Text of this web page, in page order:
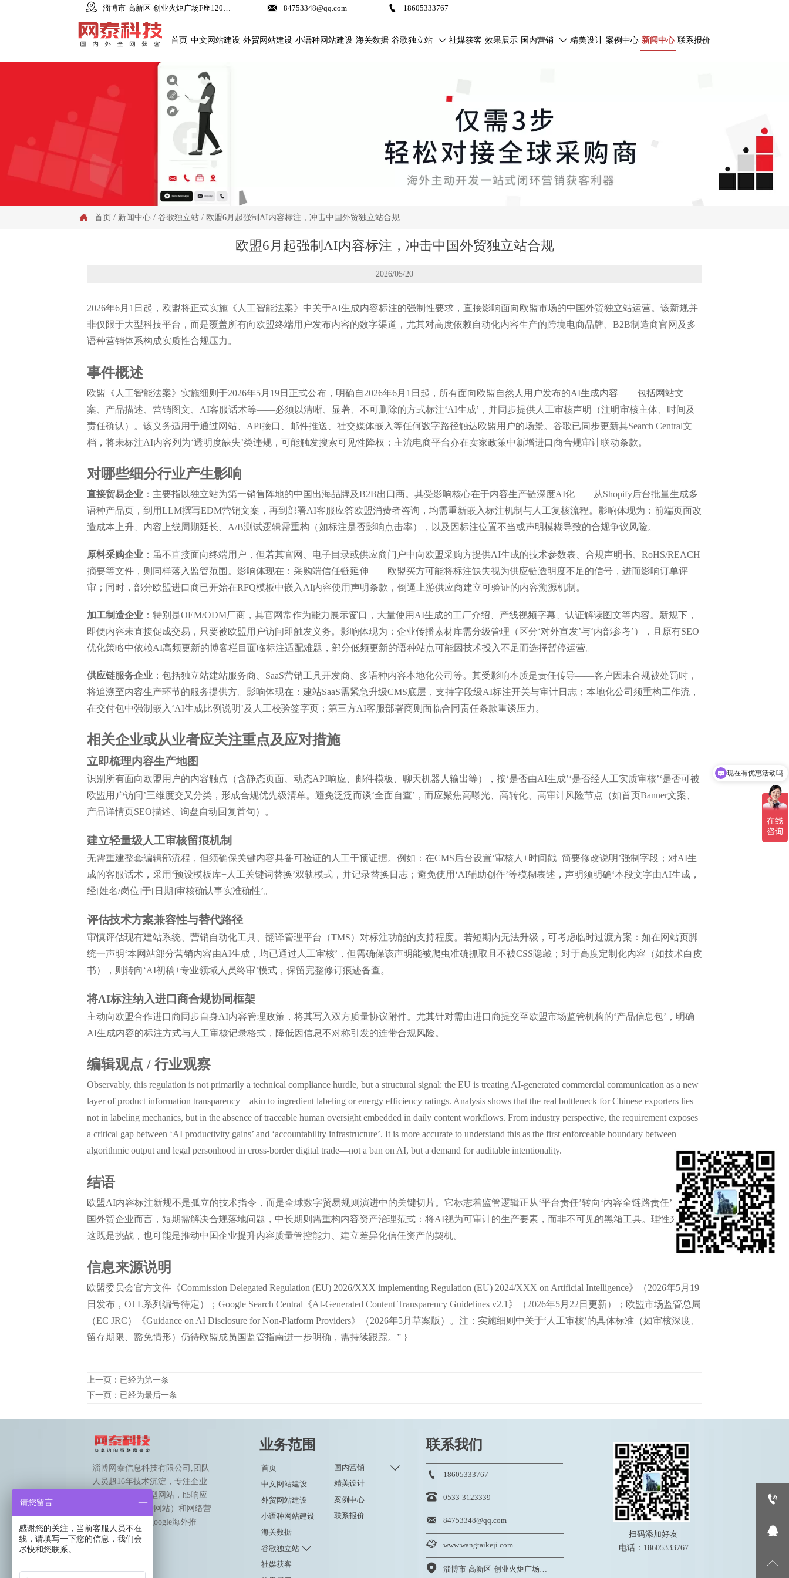
 淄博市·高新区·创业火炬广场F座1206室  84753348@qq.com  18605333767
首页 中文网站建设 外贸网站建设 小语种网站建设 海关数据 谷歌独立站  社媒获客 效果展示 国内营销  精美设计 案例中心 新闻中心 联系报价
 首页 / 新闻中心 /谷歌独立站 / 欧盟6月起强制AI内容标注，冲击中国外贸独立站合规
欧盟6月起强制AI内容标注，冲击中国外贸独立站合规
2026/05/20
2026年6月1日起，欧盟将正式实施《人工智能法案》中关于AI生成内容标注的强制性要求，直接影响面向欧盟市场的中国外贸独立站运营。该新规并
非仅限于大型科技平台，而是覆盖所有向欧盟终端用户发布内容的数字渠道，尤其对高度依赖自动化内容生产的跨境电商品牌、B2B制造商官网及多
语种营销体系构成实质性合规压力。
事件概述
欧盟《人工智能法案》实施细则于2026年5月19日正式公布，明确自2026年6月1日起，所有面向欧盟自然人用户发布的AI生成内容——包括网站文
案、产品描述、营销图文、AI客服话术等——必须以清晰、显著、不可删除的方式标注‘AI生成’，并同步提供人工审核声明（注明审核主体、时间及
责任确认）。该义务适用于通过网站、API接口、邮件推送、社交媒体嵌入等任何数字路径触达欧盟用户的场景。谷歌已同步更新其Search Central文
档，将未标注AI内容列为‘透明度缺失’类违规，可能触发搜索可见性降权；主流电商平台亦在卖家政策中新增进口商合规审计联动条款。
对哪些细分行业产生影响
直接贸易企业：主要指以独立站为第一销售阵地的中国出海品牌及B2B出口商。其受影响核心在于内容生产链深度AI化——从Shopify后台批量生成多
语种产品页，到用LLM撰写EDM营销文案，再到部署AI客服应答欧盟消费者咨询，均需重新嵌入标注机制与人工复核流程。影响体现为：前端页面改
造成本上升、内容上线周期延长、A/B测试逻辑需重构（如标注是否影响点击率），以及因标注位置不当或声明模糊导致的合规争议风险。
原料采购企业：虽不直接面向终端用户，但若其官网、电子目录或供应商门户中向欧盟采购方提供AI生成的技术参数表、合规声明书、RoHS/REACH
摘要等文件，则同样落入监管范围。影响体现在：采购端信任链延伸——欧盟买方可能将标注缺失视为供应链透明度不足的信号，进而影响订单评
审；同时，部分欧盟进口商已开始在RFQ模板中嵌入AI内容使用声明条款，倒逼上游供应商建立可验证的内容溯源机制。
加工制造企业：特别是OEM/ODM厂商，其官网常作为能力展示窗口，大量使用AI生成的工厂介绍、产线视频字幕、认证解读图文等内容。新规下，
即便内容未直接促成交易，只要被欧盟用户访问即触发义务。影响体现为：企业传播素材库需分级管理（区分‘对外宣发’与‘内部参考’），且原有SEO
优化策略中依赖AI高频更新的博客栏目面临标注适配难题，部分低频更新的语种站点可能因技术投入不足而选择暂停运营。
供应链服务企业：包括独立站建站服务商、SaaS营销工具开发商、多语种内容本地化公司等。其受影响本质是责任传导——客户因未合规被处罚时，
将追溯至内容生产环节的服务提供方。影响体现在：建站SaaS需紧急升级CMS底层，支持字段级AI标注开关与审计日志；本地化公司须重构工作流，
在交付包中强制嵌入‘AI生成比例说明’及人工校验签字页；第三方AI客服部署商则面临合同责任条款重谈压力。
相关企业或从业者应关注重点及应对措施
立即梳理内容生产地图
识别所有面向欧盟用户的内容触点（含静态页面、动态API响应、邮件模板、聊天机器人输出等），按‘是否由AI生成’‘是否经人工实质审核’‘是否可被
欧盟用户访问’三维度交叉分类，形成合规优先级清单。避免泛泛而谈‘全面自查’，而应聚焦高曝光、高转化、高审计风险节点（如首页Banner文案、
产品详情页SEO描述、询盘自动回复首句）。
建立轻量级人工审核留痕机制
无需重建整套编辑部流程，但须确保关键内容具备可验证的人工干预证据。例如：在CMS后台设置‘审核人+时间戳+简要修改说明’强制字段；对AI生
成的客服话术，采用‘预设模板库+人工关键词替换’双轨模式，并记录替换日志；避免使用‘AI辅助创作’等模糊表述，声明须明确‘本段文字由AI生成，
经[姓名/岗位]于[日期]审核确认事实准确性’。
评估技术方案兼容性与替代路径
审慎评估现有建站系统、营销自动化工具、翻译管理平台（TMS）对标注功能的支持程度。若短期内无法升级，可考虑临时过渡方案：如在网站页脚
统一声明‘本网站部分营销内容由AI生成，均已通过人工审核’，但需确保该声明能被爬虫准确抓取且不被CSS隐藏；对于高度定制化内容（如技术白皮
书），则转向‘AI初稿+专业领域人员终审’模式，保留完整修订痕迹备查。
将AI标注纳入进口商合规协同框架
主动向欧盟合作进口商同步自身AI内容管理政策，将其写入双方质量协议附件。尤其针对需由进口商提交至欧盟市场监管机构的‘产品信息包’，明确
AI生成内容的标注方式与人工审核记录格式，降低因信息不对称引发的连带合规风险。
编辑观点 / 行业观察
Observably, this regulation is not primarily a technical compliance hurdle, but a structural signal: the EU is treating AI-generated commercial communication as a new
layer of product information transparency—akin to ingredient labeling or energy efficiency ratings. Analysis shows that the real bottleneck for Chinese exporters lies
not in labeling mechanics, but in the absence of traceable human oversight embedded in daily content workflows. From industry perspective, the requirement exposes
a critical gap between ‘AI productivity gains’ and ‘accountability infrastructure’. It is more accurate to understand this as the first enforceable boundary between
algorithmic output and legal personhood in cross-border digital trade—not a ban on AI, but a demand for auditable intentionality.
结语
欧盟AI内容标注新规不是孤立的技术指令，而是全球数字贸易规则演进中的关键切片。它标志着监管逻辑正从‘平台责任’转向‘内容全链路责任’，对中
国外贸企业而言，短期需解决合规落地问题，中长期则需重构内容资产治理范式：将AI视为可审计的生产要素，而非不可见的黑箱工具。理性来看，
这既是挑战，也可能是推动中国企业提升内容质量管控能力、建立差异化信任资产的契机。
信息来源说明
欧盟委员会官方文件《Commission Delegated Regulation (EU) 2026/XXX implementing Regulation (EU) 2024/XXX on Artificial Intelligence》（2026年5月19
日发布，OJ L系列编号待定）；Google Search Central《AI-Generated Content Transparency Guidelines v2.1》（2026年5月22日更新）；欧盟市场监管总局
（EC JRC）《Guidance on AI Disclosure for Non-Platform Providers》（2026年5月草案版）。注：实施细则中关于‘人工审核’的具体标准（如审核深度、
留存期限、豁免情形）仍待欧盟成员国监管指南进一步明确，需持续跟踪。” }
上一页：已经为第一条
下一页：已经为最后一条
淄博网泰信息科技有限公司,团队
人员超16年技术沉淀，专注企业
网站建设（营销型网站，h5响应
式网站，190语种网站）和网络营
销（国内推广和google海外推
广）。
业务范围
首页
中文网站建设
外贸网站建设
小语种网站建设
海关数据
谷歌独立站 
社媒获客
国内营销 
精美设计
案例中心
联系报价
联系我们
 18605333767
 0533-3123339
 84753348@qq.com
 www.wangtaikeji.com
 淄博市·高新区·创业火炬广场F座1206室
扫码添加好友
电话：18605333767



可以介绍下你们的产品么
请您留言
感谢您的关注，当前客服人员不在
线，请填写一下您的信息，我们会
尽快和您联系。